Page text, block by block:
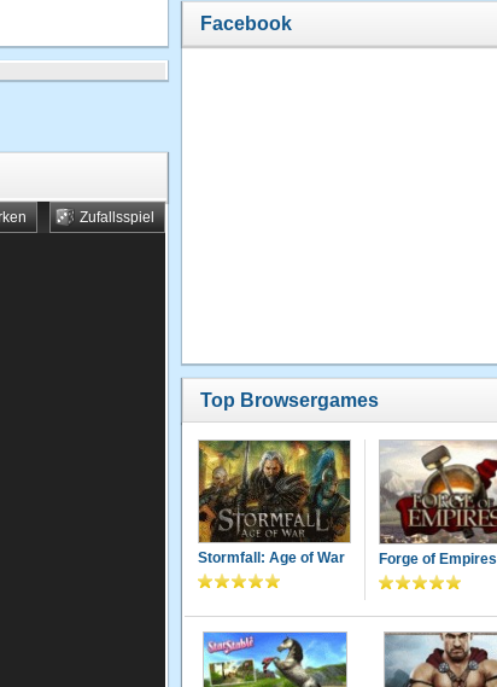
Zufallsspiel
Facebook
Top Browsergames
Stormfall: Age of War Forge of Empires